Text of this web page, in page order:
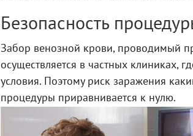
Безопасность
Забор венозной крови, проводимый
осуществляется в частных клиниках,
условия. Поэтому риск заражения
процедуры приравнивается к нулю.